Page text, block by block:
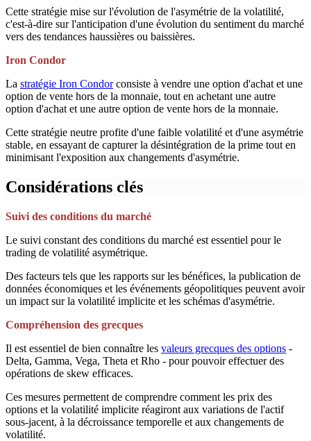
Cette stratégie mise sur l'évolution de l'asymétrie de la volatilité,
c'est-à-dire sur l'anticipation d'une évolution du sentiment du marché
vers des tendances haussières ou baissières.
Iron Condor
La stratégie Iron Condorconsiste à vendre une option d'achat et une
option de vente hors de la monnaie, tout en achetant une autre
option d'achat et une autre option de vente hors de la monnaie.
Cette stratégie neutre profite d'une faible volatilité et d'une asymétrie
stable, en essayant de capturer la désintégration de la prime tout en
minimisant l'exposition aux changements d'asymétrie.
Considérations clés
Suivi des conditions du marché
Le suivi constant des conditions du marché est essentiel pour le
trading de volatilité asymétrique.
Des facteurs tels que les rapports sur les bénéfices, la publication de
données économiques et les événements géopolitiques peuvent avoir
un impact sur la volatilité implicite et les schémas d'asymétrie.
Compréhension des grecques
Il est essentiel de bien connaître les valeurs grecques des options -
Delta, Gamma, Vega, Theta et Rho - pour pouvoir effectuer des
opérations de skew efficaces.
Ces mesures permettent de comprendre comment les prix des
options et la volatilité implicite réagiront aux variations de l'actif
sous-jacent, à la décroissance temporelle et aux changements de
volatilité.